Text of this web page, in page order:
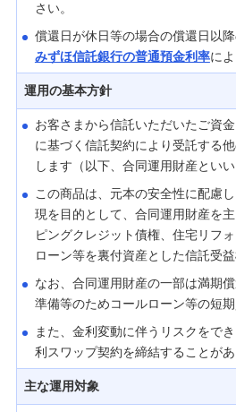
さい。
償還日が休日等の場合の償還日以
みずほ信託銀行の普通預金利率によ
運用の基本方針
お客さまから信託いただいたご資
に基づく信託契約により受託する
します（以下、合同運用財産といい
この商品は、元本の安全性に配慮
現を目的として、合同運用財産を
ピングクレジット債権、住宅リフ
ローン等を裏付資産とした信託受益
なお、合同運用財産の一部は満期
準備等のためコールローン等の短期
また、金利変動に伴うリスクをで
利スワップ契約を締結することがあ
主な運用対象